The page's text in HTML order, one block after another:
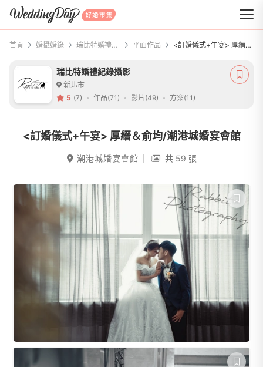
WeddingDay 好婚市集
首頁 婚攝婚錄 瑞比特婚禮紀錄攝影 平面作品 <訂婚儀式+午宴> 厚縉＆俞均/潮港城婚宴會館
瑞比特婚禮紀錄攝影
新北市
5 (7) 作品(71) 影片(49) 方案(11)
<訂婚儀式+午宴> 厚縉＆俞均/潮港城婚宴會館
潮港城婚宴會館 共 59 張